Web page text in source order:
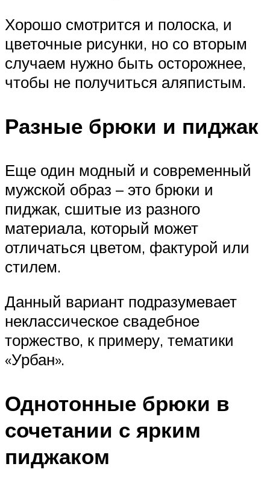
Хорошо смотрится и полоска, и
цветочные рисунки, но со вторым
случаем нужно быть осторожнее,
чтобы не получиться аляпистым.
Разные брюки и пиджак
Еще один модный и современный
мужской образ – это брюки и
пиджак, сшитые из разного
материала, который может
отличаться цветом, фактурой или
стилем.
Данный вариант подразумевает
неклассическое свадебное
торжество, к примеру, тематики
«Урбан».
Однотонные брюки в
сочетании с ярким
пиджаком